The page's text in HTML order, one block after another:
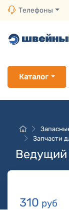
Телефоны
Каталог
Запчасти
Ведущий
310 руб